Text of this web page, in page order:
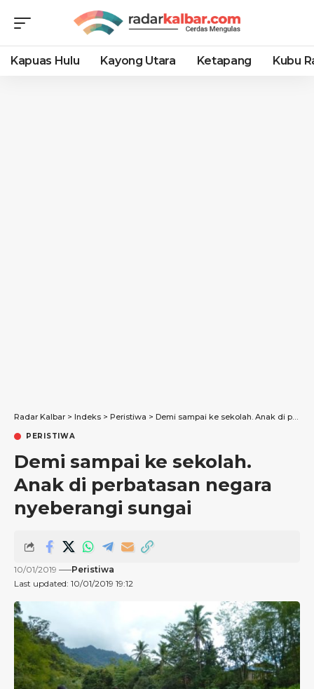
Kapuas Hulu Kayong Utara Ketapang Kubu
Radar Kalbar > Indeks > Peristiwa > Demi sampai ke sekolah. Anak di perbatasan negara nyeberangi sungai
PERISTIWA
Demi sampai ke sekolah.
Anak di perbatasan negara
nyeberangi sungai
Last updated: 10/01/2019 19:12
10/01/2019 Peristiwa